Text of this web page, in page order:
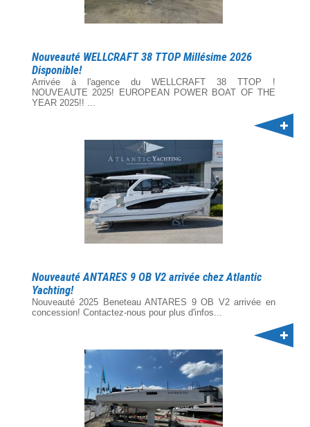
Nouveauté WELLCRAFT 38 TTOP Millésime 2026
Disponible!
Arrivée à l'agence du WELLCRAFT 38 TTOP !
NOUVEAUTE 2025! EUROPEAN POWER BOAT OF THE
YEAR 2025!! ...
Nouveauté ANTARES 9 OB V2 arrivée chez Atlantic
Yachting!
Nouveauté 2025 Beneteau ANTARES 9 OB V2 arrivée en
concession! Contactez-nous pour plus d'infos...